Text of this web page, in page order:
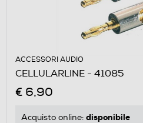
ACCESSORI AUDIO
CELLULARLINE - 41085
€ 6,90
Acquisto online: disponibile